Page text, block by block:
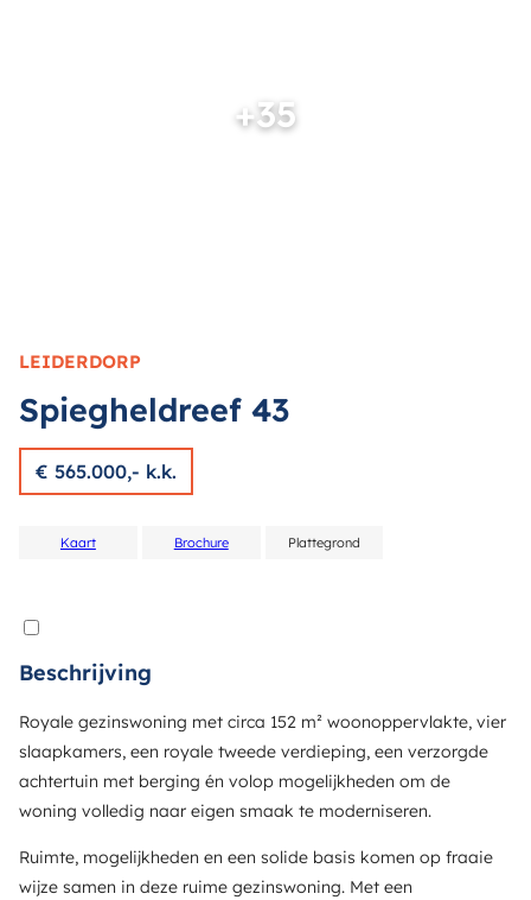
+35
LEIDERDORP
Spiegheldreef 43
€ 565.000,- k.k.
Kaart Brochure Plattegrond
Beschrijving
Royale gezinswoning met circa 152 m² woonoppervlakte, vier
slaapkamers, een royale tweede verdieping, een verzorgde
achtertuin met berging én volop mogelijkheden om de
woning volledig naar eigen smaak te moderniseren.
Ruimte, mogelijkheden en een solide basis komen op fraaie
wijze samen in deze ruime gezinswoning. Met een